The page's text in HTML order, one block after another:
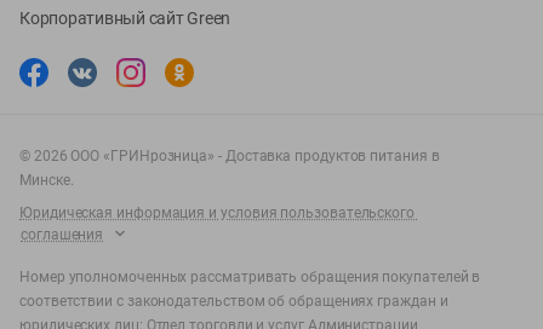
Корпоративный сайт Green
© 2026 ООО «ГРИНрозница» - Доставка продуктов питания в
Минске.
Юридическая информация и условия пользовательского
соглашения
Номер уполномоченных рассматривать обращения покупателей в
соответствии с законодательством об обращениях граждан и